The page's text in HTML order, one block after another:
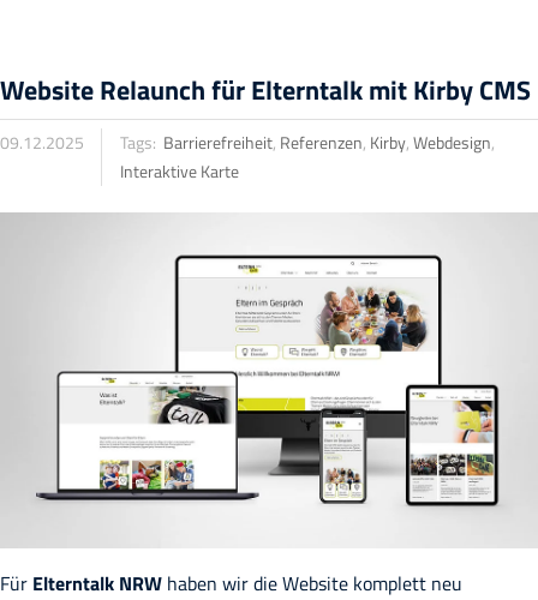
Website Relaunch für Elterntalk mit Kirby CMS
09.12.2025 Tags: Barrierefreiheit, Referenzen, Kirby,Webdesign,
Interaktive Karte
Für Elterntalk NRW haben wir die Website komplett neu